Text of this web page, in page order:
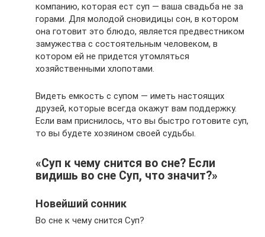
компанию, которая ест суп — ваша свадьба не за
горами. Для молодой сновидицы сон, в котором
она готовит это блюдо, является предвестником
замужества с состоятельным человеком, в
котором ей не придется утомляться
хозяйственными хлопотами.
Видеть емкость с супом — иметь настоящих
друзей, которые всегда окажут вам поддержку.
Если вам приснилось, что вы быстро готовите суп,
то вы будете хозяином своей судьбы.
«Суп к чему снится во сне? Если
видишь во сне Суп, что значит?»
Новейший сонник
Во сне к чему снится Суп?